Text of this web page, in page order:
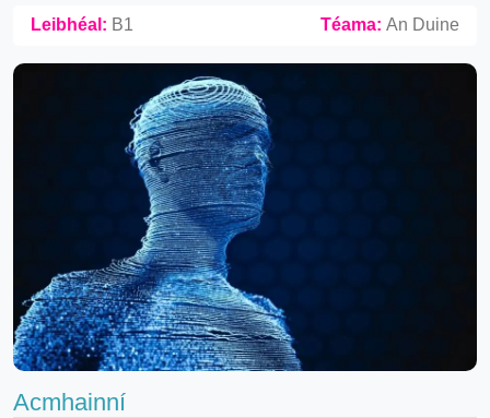
Leibhéal: B1 Téama: An Duine
Acmhainní